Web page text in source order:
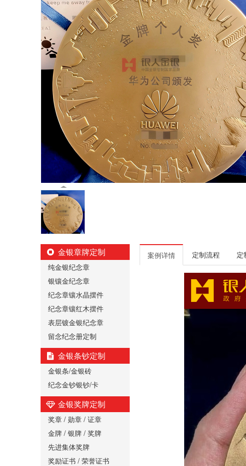
金银章牌定制
纯金银纪念章
银镶金纪念章
纪念章镶水晶摆件
纪念章镶红木摆件
表层镀金银纪念章
留念纪念册定制
金银条钞定制
金银条/金银砖
纪念金钞银钞/卡
金银奖牌定制
奖章 / 勋章 / 证章
金牌 / 银牌 / 奖牌
先进集体奖牌
奖励证书 / 荣誉证书
案例详情 定制流程 定